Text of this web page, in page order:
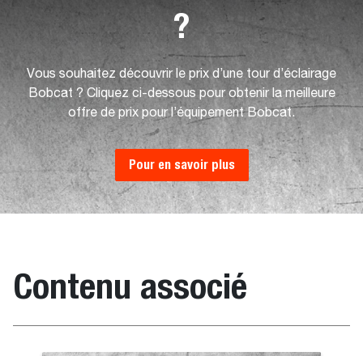
?
Vous souhaitez découvrir le prix d’une tour d’éclairage
Bobcat ? Cliquez ci-dessous pour obtenir la meilleure
offre de prix pour l’équipement Bobcat.
Pour en savoir plus
Contenu associé